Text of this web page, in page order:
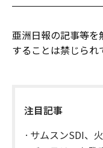
亜洲日報の記事等を
することは禁じられ
注目記事
サムスンSDI、